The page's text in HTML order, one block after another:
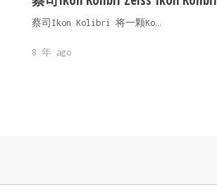
蔡司Ikon Kolibri 将一颗Ko…
8 年 ago